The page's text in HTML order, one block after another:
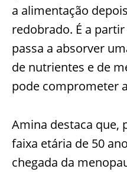
a alimentação
redobrado. É a
passa a absorver
de nutrientes e de
pode comprometer
Amina destaca que,
faixa etária de 50
chegada da